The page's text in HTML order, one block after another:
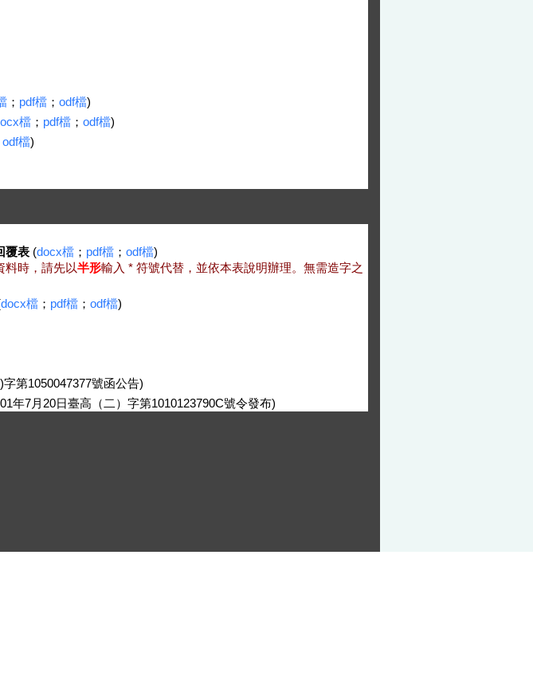
； pdf檔 ； odf檔)
檔 ； pdf檔 ； odf檔)
odf檔)
覆表 (docx檔 ； pdf檔 ； odf檔)
料時，請先以半形輸入 * 符號代替，並依本表說明辦理。無需造字之
docx檔 ； pdf檔 ； odf檔)
第1050047377號函公告)
年7月20日臺高（二）字第1010123790C號令發布)